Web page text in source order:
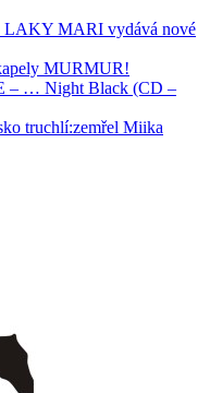
LAKY MARI vydává nové
MURMUR!
– … Night Black (CD –
truchlí:zemřel Miika